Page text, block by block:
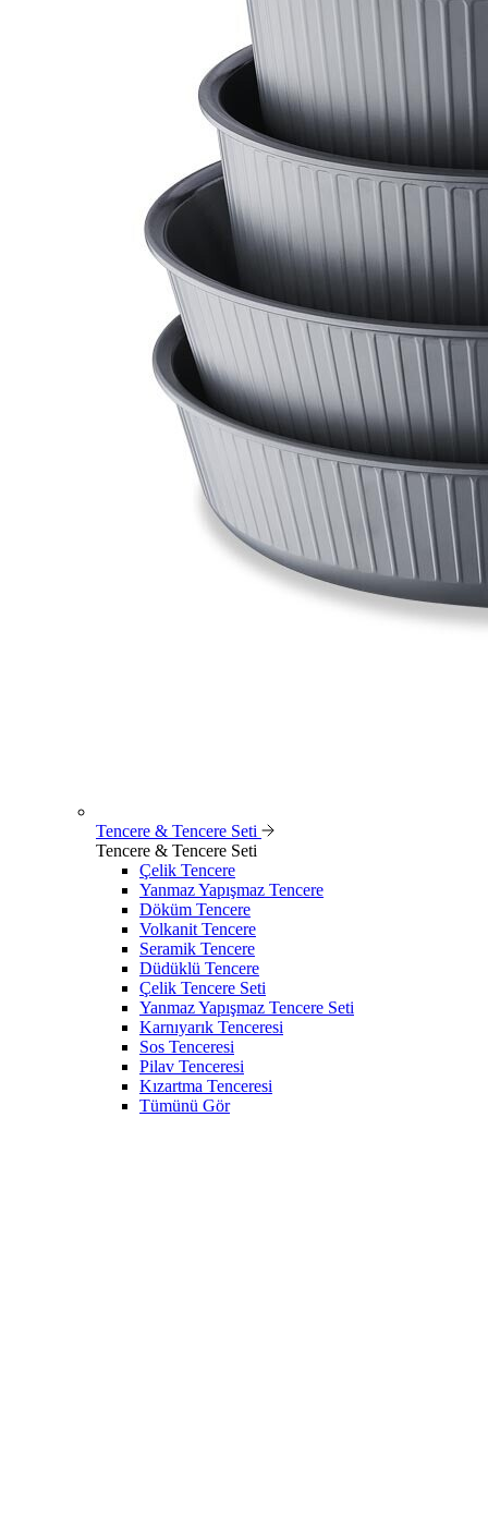
Tencere & Tencere Seti
Tencere & Tencere Seti
Çelik Tencere
Yanmaz Yapışmaz Tencere
Döküm Tencere
Volkanit Tencere
Seramik Tencere
Düdüklü Tencere
Çelik Tencere Seti
Yanmaz Yapışmaz Tencere Seti
Karnıyarık Tenceresi
Sos Tenceresi
Pilav Tenceresi
Kızartma Tenceresi
Tümünü Gör